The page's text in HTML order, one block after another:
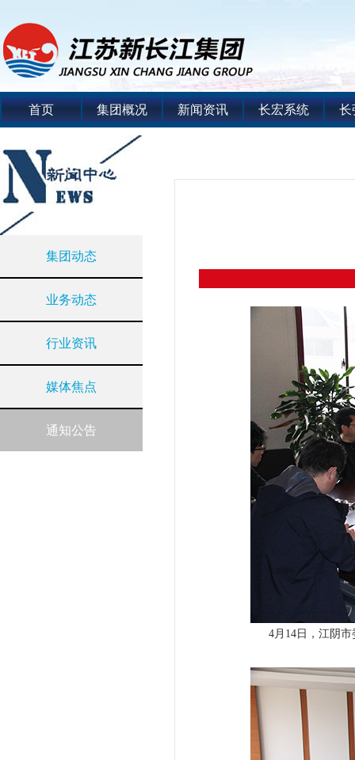
首页 集团概况 新闻资讯 长宏系统 长
集团动态
业务动态
行业资讯
媒体焦点
通知公告
4月14日，江阴市委副